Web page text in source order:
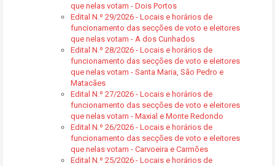
que nelas votam - Dois Portos
Edital N.º 29/2026 - Locais e horários de
funcionamento das secções de voto e eleitores
que nelas votam - A dos Cunhados
Edital N.º 28/2026 - Locais e horários de
funcionamento das secções de voto e eleitores
que nelas votam - Santa Maria, São Pedro e
Matacães
Edital N.º 27/2026 - Locais e horários de
funcionamento das secções de voto e eleitores
que nelas votam - Maxial e Monte Redondo
Edital N.º 26/2026 - Locais e horários de
funcionamento das secções de voto e eleitores
que nelas votam - Carvoeira e Carmões
Edital N.º 25/2026 - Locais e horários de